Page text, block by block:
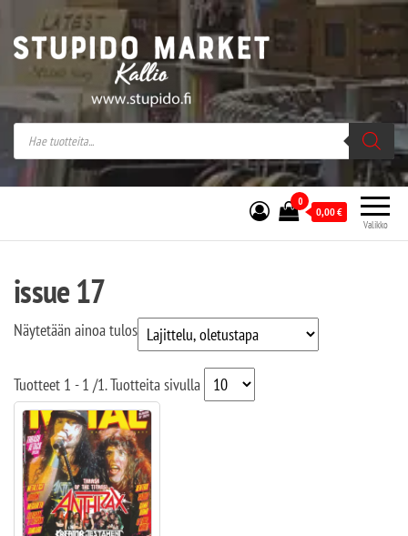
Stupido Market – verkossa ja kivijalassa
Stupido Market on vaihtoehtomusaan
erikoistunut verkko- sekä
kivijalkakauppa Helsingissä Kallion
sydämessä.
Valikko
0
0,00€
issue 17
Näytetään ainoa tulos
Tuotteet 1 - 1 /1. Tuotteita sivulla